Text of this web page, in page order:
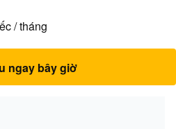
/ tháng
ngay bây giờ